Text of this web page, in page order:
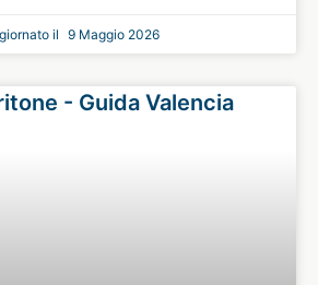
9 Maggio 2026